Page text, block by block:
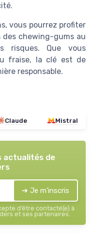
vous pourrez profiter
chewing-gums au
risques. Que vous
fraise, la clé est de
responsable.
Claude Mistral
actualités de
➔ Je m'inscris
d’être contacté(e) à
et ses partenaires.